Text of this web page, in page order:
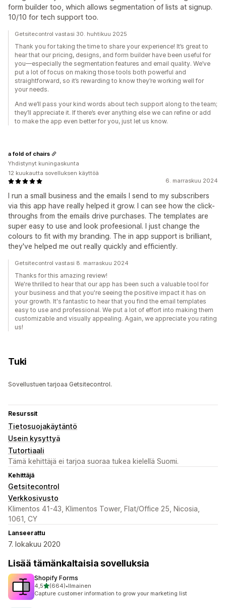
form builder too, which allows segmentation of lists at signup.
10/10 for tech support too.
Getsitecontrol vastasi 30. huhtikuu 2025
Thank you for taking the time to share your experience! It’s great to
hear that our pricing, designs, and form builder have been useful for
you—especially the segmentation features and email quality. We’ve
put a lot of focus on making those tools both powerful and
straightforward, so it’s rewarding to know they’re working well for
your needs.
And we’ll pass your kind words about tech support along to the team;
they’ll appreciate it. If there’s ever anything else we can refine or add
to make the app even better for you, just let us know.
6. marraskuu 2024
I run a small business and the emails I send to my subscribers
via this app have really helped it grow. I can see how the click-
throughs from the emails drive purchases. The templates are
super easy to use and look profeesional. I just change the
colours to fit with my branding. The in app support is brilliant,
they've helped me out really quickly and efficiently.
a fold of chairs
Yhdistynyt kuningaskunta
12 kuukautta sovelluksen käyttöä
Getsitecontrol vastasi 8. marraskuu 2024
Thanks for this amazing review!
We're thrilled to hear that our app has been such a valuable tool for
your business and that you're seeing the positive impact it has on
your growth. It's fantastic to hear that you find the email templates
easy to use and professional. We put a lot of effort into making them
customizable and visually appealing. Again, we appreciate you rating
us!
Tuki
Sovellustuen tarjoaa Getsitecontrol.
Resurssit
Tietosuojakäytäntö
Usein kysyttyä
Tutortiaali
Tämä kehittäjä ei tarjoa suoraa tukea kielellä Suomi.
Kehittäjä
Getsitecontrol
Verkkosivusto
Klimentos 41-43, Klimentos Tower, Flat/Office 25, Nicosia,
1061, CY
Lanseerattu
7. lokakuu 2020
Lisää tämänkaltaisia sovelluksia
Shopify Forms
4,5/ 5 tähteä
(664)
664 arvostelua yhteensä
•Ilmainen
Capture customer information to grow your marketing list